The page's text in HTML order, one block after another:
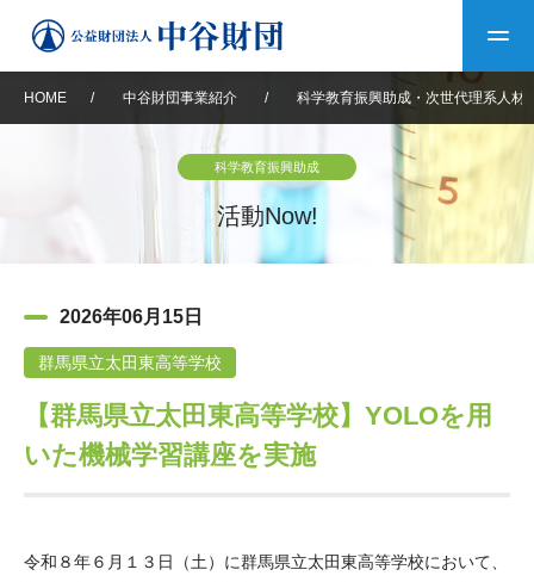
中谷財団について
設立趣意書
沿革 40年史デジタルブック
中谷財団40年史
役員・評議員 公開情報
中谷財団事業紹介
神戸賞 長期大型研究助成
大学院生奨学金
国際学生交流プログラ
中谷財団動画紹介
その他情報
HOME / 中谷財団事業紹介 / 科学教育振興助成・次世代理系人材
科学教育振興助成
活動Now!
2026年06月15日
群馬県立太田東高等学校
【群馬県立太田東高等学校】YOLOを用
いた機械学習講座を実施
令和８年６月１３日（土）に群馬県立太田東高等学校において、